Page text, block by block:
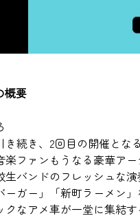
概要
き続き、2回目の開催と
楽ファンもうなる豪華ア
生バンドのフレッシュな
ーガー」「新町ラーメン
クなアメ車が一堂に集結